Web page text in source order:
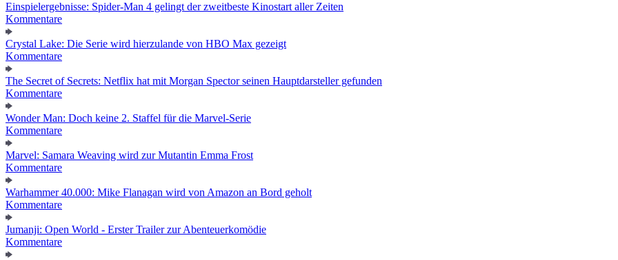
Einspielergebnisse: Spider-Man 4 gelingt der zweitbeste Kinostart aller Zeiten
Kommentare
Crystal Lake: Die Serie wird hierzulande von HBO Max gezeigt
Kommentare
The Secret of Secrets: Netflix hat mit Morgan Spector seinen Hauptdarsteller gefunden
Kommentare
Wonder Man: Doch keine 2. Staffel für die Marvel-Serie
Kommentare
Marvel: Samara Weaving wird zur Mutantin Emma Frost
Kommentare
Warhammer 40.000: Mike Flanagan wird von Amazon an Bord geholt
Kommentare
Jumanji: Open World - Erster Trailer zur Abenteuerkomödie
Kommentare